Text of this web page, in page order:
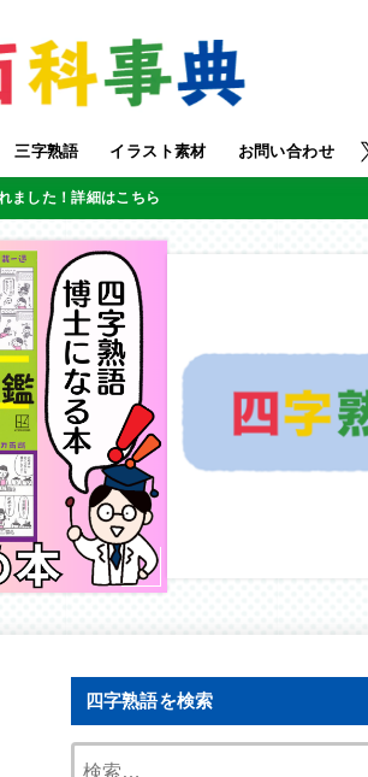
三字熟語 イラスト素材 お問い合わせ
ました！詳細はこちら
四字熟語を検索